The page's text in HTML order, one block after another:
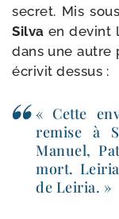
secret. Mis
Silva en devint
dans une autre
écri­vit dessus :
« Cette
remise à
Manuel,
mort.
de Leiria. »